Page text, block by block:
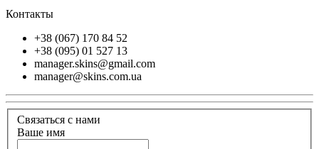
Контакты
+38 (067) 170 84 52
+38 (095) 01 527 13
manager.skins@gmail.com
manager@skins.com.ua
Связаться с нами
Ваше имя